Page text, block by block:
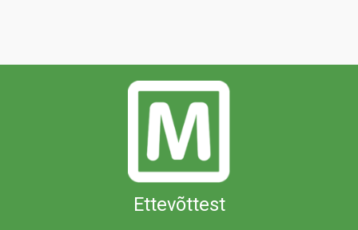
Ettevõttest